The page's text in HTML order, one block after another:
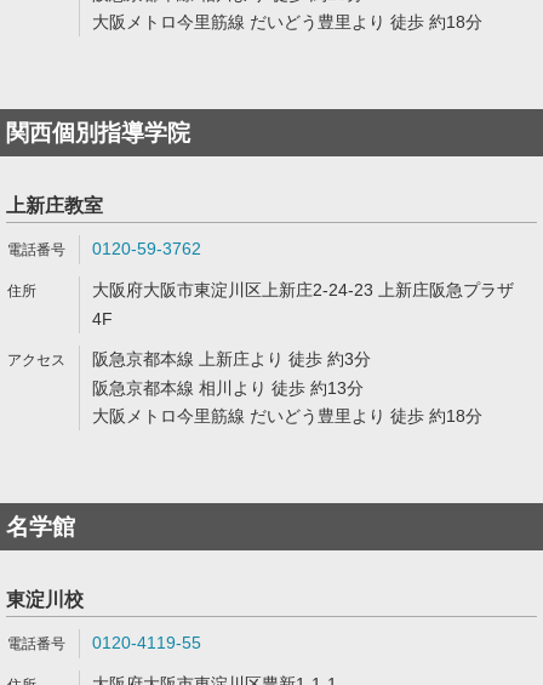
大阪メトロ今里筋線 だいどう豊里より 徒歩 約18分
関西個別指導学院
上新庄教室
0120-59-3762
大阪府大阪市東淀川区上新庄2-24-23 上新庄阪急プラザ
4F
阪急京都本線 上新庄より 徒歩 約3分
阪急京都本線 相川より 徒歩 約13分
大阪メトロ今里筋線 だいどう豊里より 徒歩 約18分
名学館
東淀川校
0120-4119-55